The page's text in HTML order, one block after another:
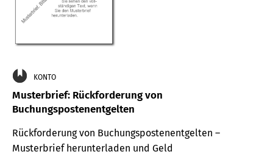
KONTO
Musterbrief: Rückforderung von
Buchungspostenentgelten
Rückforderung von Buchungspostenentgelten –
Musterbrief herunterladen und Geld